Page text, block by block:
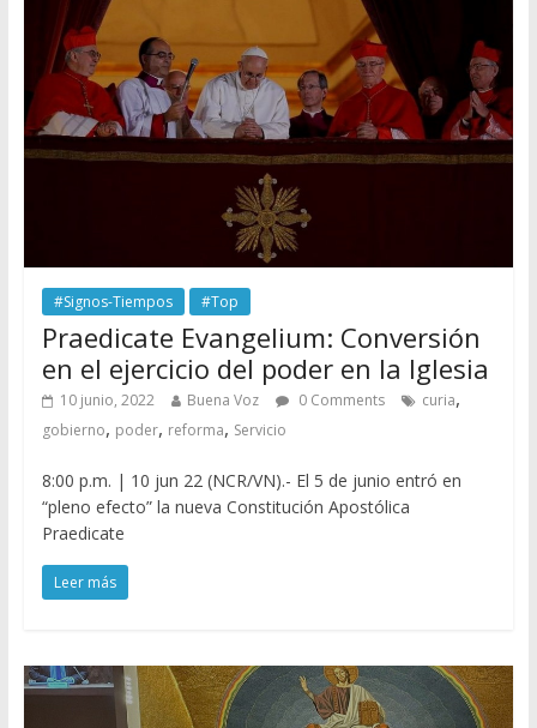
#Signos-Tiempos #Top
Praedicate Evangelium: Conversión
en el ejercicio del poder en la Iglesia
10 junio, 2022 Buena Voz 0 Comments curia,
gobierno, poder, reforma, Servicio
8:00 p.m. | 10 jun 22 (NCR/VN).- El 5 de junio entró en
“pleno efecto” la nueva Constitución Apostólica
Praedicate
Leer más